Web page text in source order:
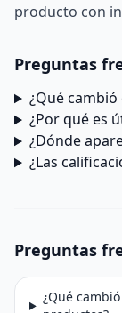
producto con
Preguntas
¿Qué
¿Por qué es
¿Dónde
¿Las
Preguntas
¿Qué